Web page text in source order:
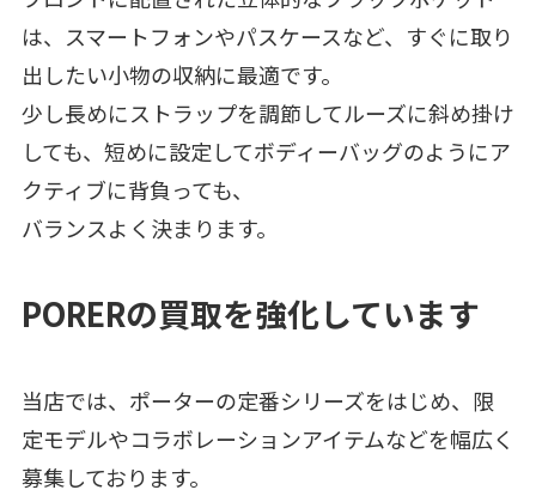
は、スマートフォンやパスケースなど、すぐに取り
出したい小物の収納に最適です。
少し長めにストラップを調節してルーズに斜め掛け
しても、短めに設定してボディーバッグのようにア
クティブに背負っても、
バランスよく決まります。
PORERの買取を強化しています
当店では、ポーターの定番シリーズをはじめ、限
定モデルやコラボレーションアイテムなどを幅広く
募集しております。